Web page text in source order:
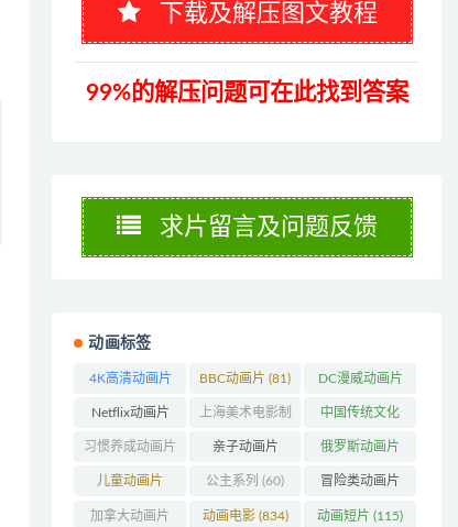
下载及解压图文教程
99%的解压问题可在此找到答案
求片留言及问题反馈
动画标签
4K高清动画片
(48)
BBC动画片 (81) DC漫威动画片
(104)
Netflix动画片
(240)
上海美术电影制
片厂(126)
中国传统文化
(63)
习惯养成动画片
(74)
亲子动画片
(396)
俄罗斯动画片
(56)
儿童动画片
(346)
公主系列 (60) 冒险类动画片
(1273)
加拿大动画片 动画电影(834) 动画短片 (115)